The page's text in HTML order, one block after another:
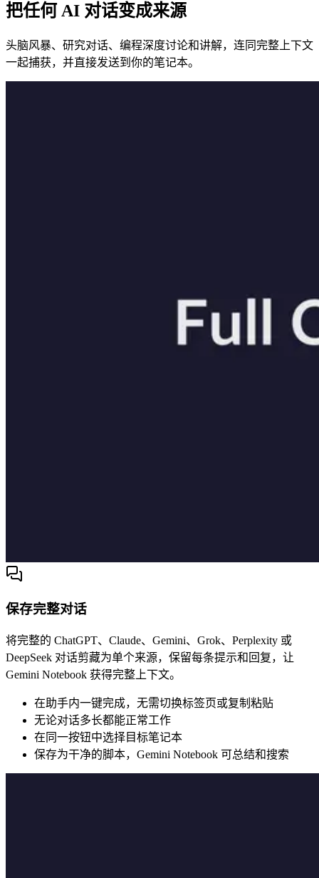
把任何 AI 对话变成来源
头脑风暴、研究对话、编程深度讨论和讲解，连同完整上下文
一起捕获，并直接发送到你的笔记本。
保存完整对话
将完整的 ChatGPT、Claude、Gemini、Grok、Perplexity 或
DeepSeek 对话剪藏为单个来源，保留每条提示和回复，让
Gemini Notebook 获得完整上下文。
在助手内一键完成，无需切换标签页或复制粘贴
无论对话多长都能正常工作
在同一按钮中选择目标笔记本
保存为干净的脚本，Gemini Notebook 可总结和搜索